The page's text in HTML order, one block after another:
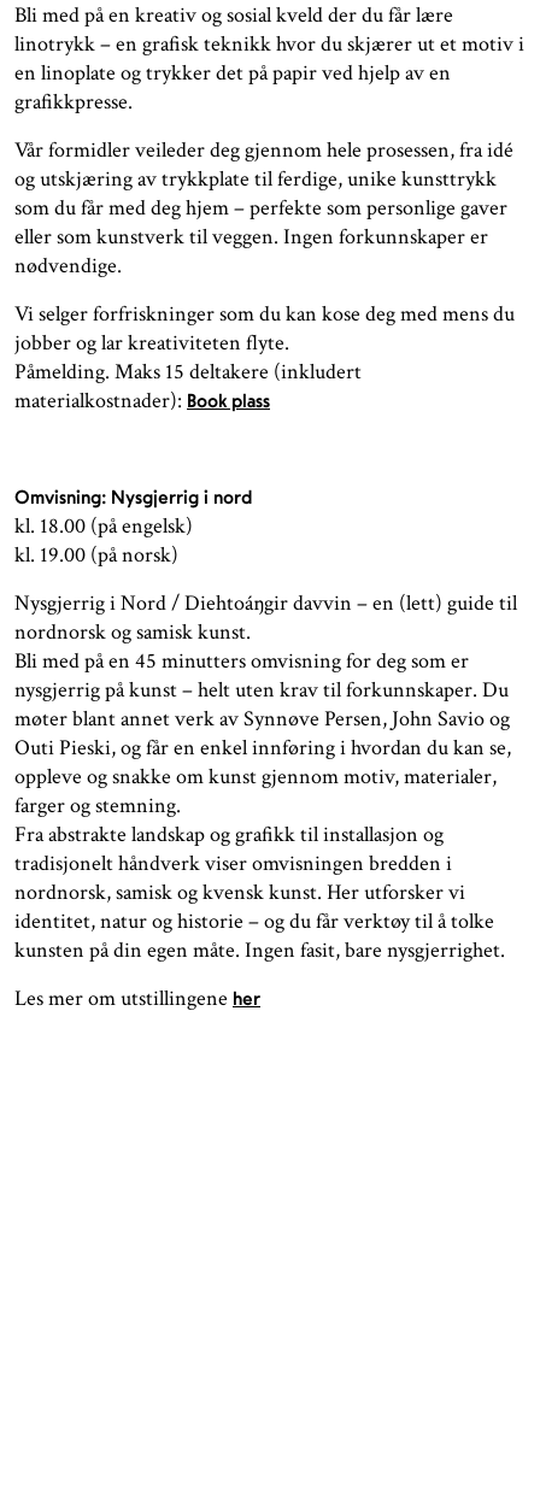
Bli med på en kreativ og sosial kveld der du får lære
linotrykk – en grafisk teknikk hvor du skjærer ut et motiv i
en linoplate og trykker det på papir ved hjelp av en
grafikkpresse.
Vår formidler veileder deg gjennom hele prosessen, fra idé
og utskjæring av trykkplate til ferdige, unike kunsttrykk
som du får med deg hjem – perfekte som personlige gaver
eller som kunstverk til veggen. Ingen forkunnskaper er
nødvendige.
Vi selger forfriskninger som du kan kose deg med mens du
jobber og lar kreativiteten flyte.
Påmelding. Maks 15 deltakere (inkludert
materialkostnader): Book plass
Omvisning: Nysgjerrig i nord
kl. 18.00 (på engelsk)
kl. 19.00 (på norsk)
Nysgjerrig i Nord / Diehtoáŋgir davvin – en (lett) guide til
nordnorsk og samisk kunst.
Bli med på en 45 minutters omvisning for deg som er
nysgjerrig på kunst – helt uten krav til forkunnskaper. Du
møter blant annet verk av Synnøve Persen, John Savio og
Outi Pieski, og får en enkel innføring i hvordan du kan se,
oppleve og snakke om kunst gjennom motiv, materialer,
farger og stemning.
Fra abstrakte landskap og grafikk til installasjon og
tradisjonelt håndverk viser omvisningen bredden i
nordnorsk, samisk og kvensk kunst. Her utforsker vi
identitet, natur og historie – og du får verktøy til å tolke
kunsten på din egen måte. Ingen fasit, bare nysgjerrighet.
Les mer om utstillingene her